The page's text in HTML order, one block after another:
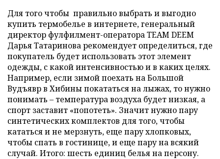
Для того чтобы правильно выбрать и выгодно
купить термобелье в интернете, генеральный
директор фулфилмент-оператора TEAM DEEM
Дарья Татаринова рекомендует определиться, где
покупатель будет использовать этот элемент
одежды, с какой интенсивностью и в каких целях.
Например, если зимой поехать на Большой
Вудъявр в Хибины покататься на лыжах, то нужно
понимать – температура воздуха будет низкая, а
спорт заставит «попотеть». Значит нужно пару
синтетических комплектов для того, чтобы
кататься и не мерзнуть, еще пару хлопковых,
чтобы спать в гостинице, и еще пару на всякий
случай. Итого: шесть единиц белья на персону.